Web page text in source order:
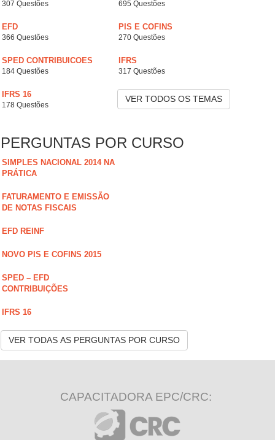
307 Questões 695 Questões
EFD
366 Questões
PIS E COFINS
270 Questões
SPED CONTRIBUICOES
184 Questões
IFRS
317 Questões
IFRS 16
178 Questões
VER TODOS OS TEMAS
PERGUNTAS POR CURSO
SIMPLES NACIONAL 2014 NA
PRÁTICA
FATURAMENTO E EMISSÃO
DE NOTAS FISCAIS
EFD REINF
NOVO PIS E COFINS 2015
SPED – EFD
CONTRIBUIÇÕES
IFRS 16
VER TODAS AS PERGUNTAS POR CURSO
CAPACITADORA EPC/CRC: